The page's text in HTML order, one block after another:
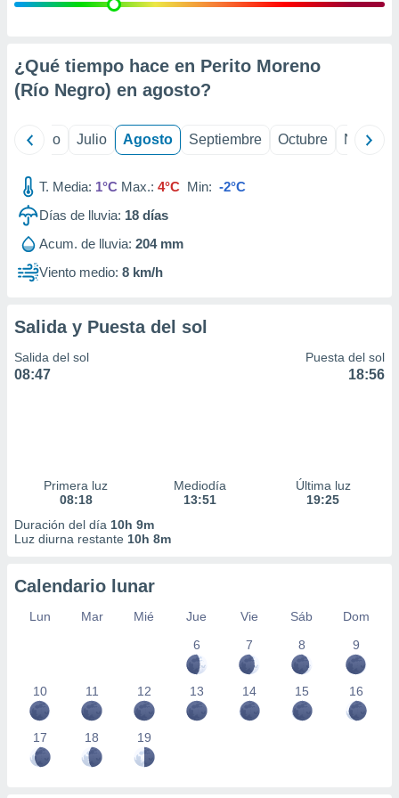
e
mediante
publicidad
de
1199
¿Qué tiempo hace en Perito Moreno
(Río Negro) en agosto?
Junio Julio Agosto Septiembre Octubre
T. Media: 1°C Max.: 4°C Min: -2°C
Días de lluvia: 18 días
Acum. de lluvia: 204 mm
Viento medio: 8 km/h
Salida y Puesta del sol
Salida del sol
08:47
Puesta del sol
18:56
Primera luz
08:18
Mediodía
13:51
Última luz
19:25
Duración del día 10h 9m
Luz diurna restante 10h 8m
Calendario lunar
Lun Mar Mié Jue Vie Sáb
Dom
6
7 8 9
10 11 12 13 14 15 16
17 18 19